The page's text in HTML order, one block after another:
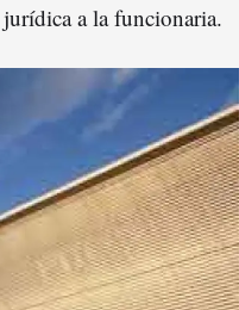
a la funcionaria.